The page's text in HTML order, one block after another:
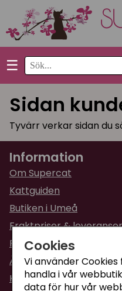
Cookies
Vi använder
handla i vår
data för hur vår
☰
Sidan
Tyvärr verkar sidan du
Information
Om Supercat
Kattguiden
Butiken i Umeå
Fraktpriser & leveranser
Returinformation
Ångra din order
Köpvillkor